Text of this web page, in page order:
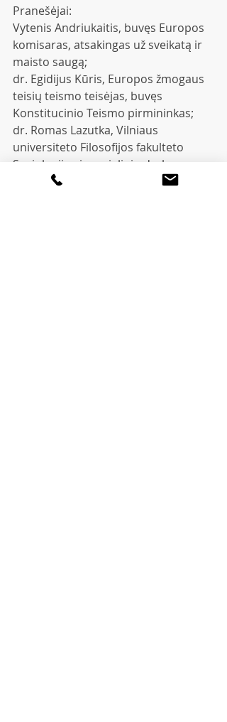
Pranešėjai:
Vytenis Andriukaitis, buvęs Europos
komisaras, atsakingas už sveikatą ir
maisto saugą;
dr. Egidijus Kūris, Europos žmogaus
teisių teismo teisėjas, buvęs
Konstitucinio Teismo pirmininkas;
dr. Romas Lazutka, Vilniaus
universiteto Filosofijos fakulteto
Sociologijos ir socialinio darbo
instituto profesorius;